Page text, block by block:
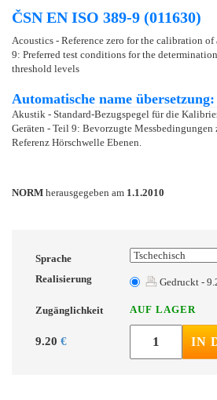
ČSN EN ISO 389-9 (011630)
Acoustics - Reference zero for the calibration
9: Preferred test conditions for the
threshold levels
Automatische name übersetzung:
Akustik - Standard-Bezugspegel für die
Geräten - Teil 9: Bevorzugte Messbedingungen
Referenz Hörschwelle Ebenen.
NORM herausgegeben am 1.1.2010
Sprache
Realisierung
Gedruckt -
Zugänglichkeit AUF LAGER
9.20 € IN